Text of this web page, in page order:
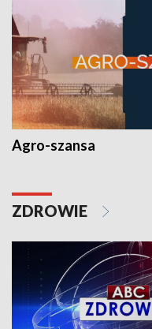
Agro-szansa
ZDROWIE